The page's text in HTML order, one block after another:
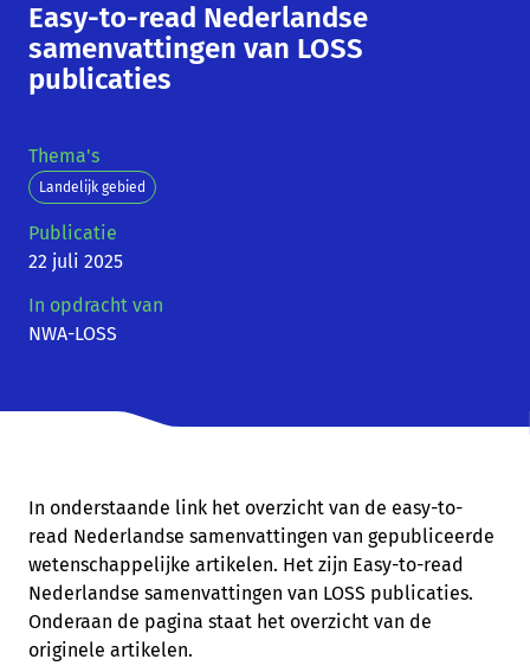
Skip navigatie
Easy-to-read Nederlandse
samenvattingen van LOSS
publicaties
Thema's
Landelijk gebied
Publicatie
22 juli 2025
In opdracht van
NWA-LOSS
In onderstaande link het overzicht van de easy-to-
read Nederlandse samenvattingen van gepubliceerde
wetenschappelijke artikelen. Het zijn Easy-to-read
Nederlandse samenvattingen van LOSS publicaties.
Onderaan de pagina staat het overzicht van de
originele artikelen.